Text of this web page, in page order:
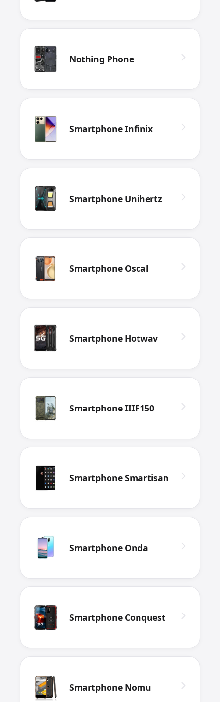
Nothing Phone
Smartphone Infinix
Smartphone Unihertz
Smartphone Oscal
Smartphone Hotwav
Smartphone IIIF150
Smartphone Smartisan
Smartphone Onda
Smartphone Conquest
Smartphone Nomu